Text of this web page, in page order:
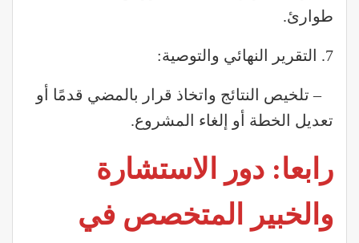
طوارئ.
7. التقرير النهائي والتوصية:
– تلخيص النتائج واتخاذ قرار بالمضي قدمًا أو
تعديل الخطة أو إلغاء المشروع.
رابعا: دور الاستشارة
والخبير المتخصص في